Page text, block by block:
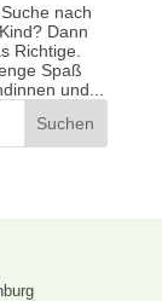
nach
Dann
Richtige.
Spaß
und...